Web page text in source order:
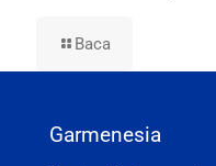
Baca
Garmenesia